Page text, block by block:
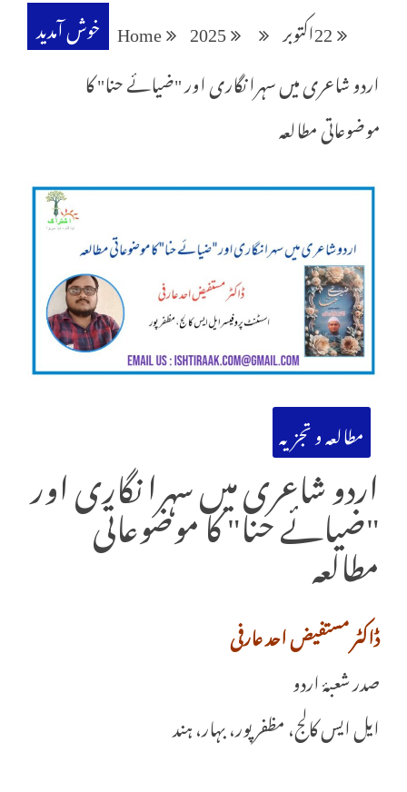
خوش آمدید Home 2025 اکتوبر22
اردو شاعری میں سہرا نگاری اور "ضیائے حنا" کا
موضوعاتی مطالعہ
مطالعہ و تجزیہ
اردو شاعری میں سہرا نگاری اور
"ضیائے حنا" کا موضوعاتی
مطالعہ
ڈاکٹر مستفیض احد عارفی
صدر شعبۂ اردو
ایل ایس کالج، مظفر پور، بہار، ہند